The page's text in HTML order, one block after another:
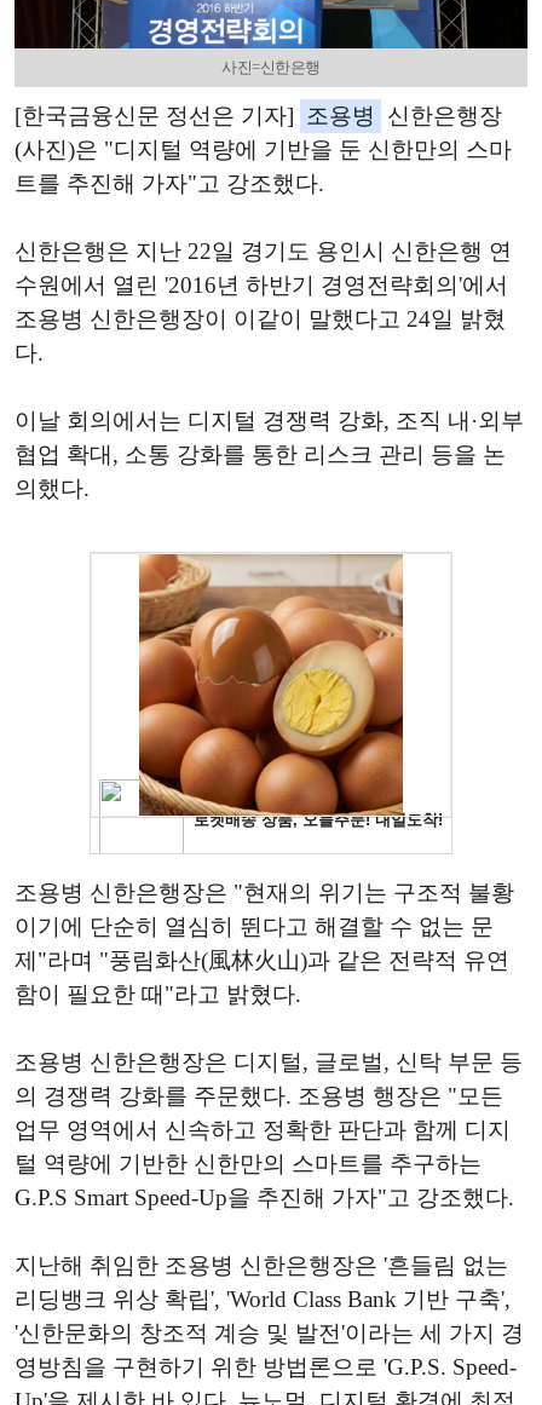
사진=신한은행
[한국금융신문 정선은 기자] 조용병
신한은행장
(사진)은 "디지털 역량에 기반을 둔 신한만의 스마
트를 추진해 가자"고 강조했다.
신한은행은 지난 22일 경기도 용인시 신한은행 연
수원에서 열린 '2016년 하반기 경영전략회의'에서
조용병 신한은행장이 이같이 말했다고 24일 밝혔
다.
이날 회의에서는 디지털 경쟁력 강화, 조직 내·외부
협업 확대, 소통 강화를 통한 리스크 관리 등을 논
의했다.
조용병 신한은행장은 "현재의 위기는 구조적 불황
이기에 단순히 열심히 뛴다고 해결할 수 없는 문
제"라며 "풍림화산(風林火山)과 같은 전략적 유연
함이 필요한 때"라고 밝혔다.
조용병 신한은행장은 디지털, 글로벌, 신탁 부문 등
의 경쟁력 강화를 주문했다. 조용병 행장은 "모든
업무 영역에서 신속하고 정확한 판단과 함께 디지
털 역량에 기반한 신한만의 스마트를 추구하는
G.P.S Smart Speed-Up을 추진해 가자"고 강조했다.
지난해 취임한 조용병 신한은행장은 '흔들림 없는
리딩뱅크 위상 확립', 'World Class Bank 기반 구축',
'신한문화의 창조적 계승 및 발전'이라는 세 가지 경
영방침을 구현하기 위한 방법론으로 'G.P.S. Speed-